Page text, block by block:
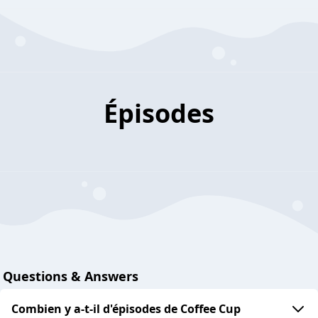
Épisodes
Questions & Answers
Combien y a-t-il d'épisodes de Coffee Cup